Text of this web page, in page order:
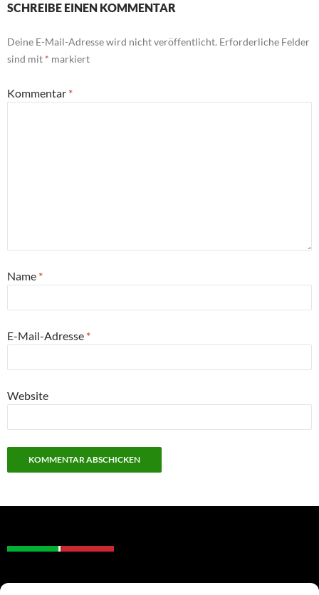
SCHREIBE EINEN KOMMENTAR
Deine E-Mail-Adresse wird nicht veröffentlicht. Erforderliche Felder
sind mit * markiert
Kommentar *
Name *
E-Mail-Adresse *
Website